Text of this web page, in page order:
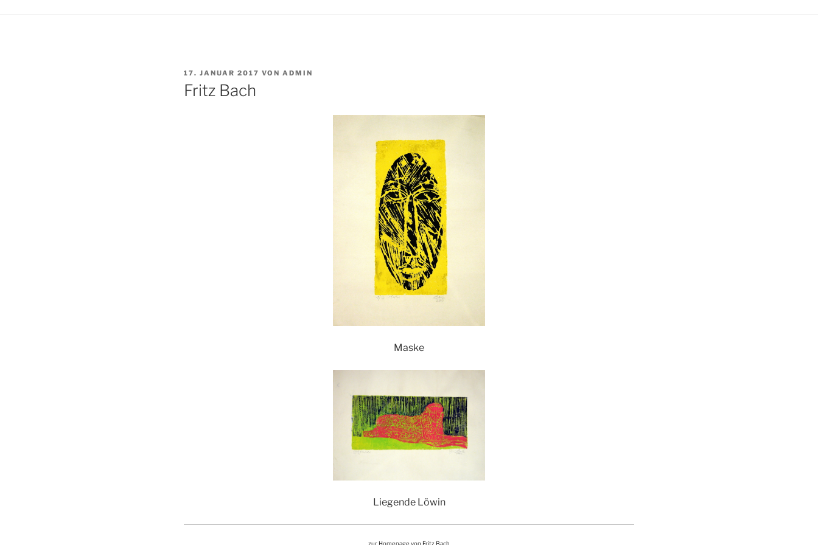
VERÖFFENTLICHT
AM
17. JANUAR 2017 VON ADMIN
Fritz Bach
Maske
Liegende Löwin
zur Homepage von Fritz Bach